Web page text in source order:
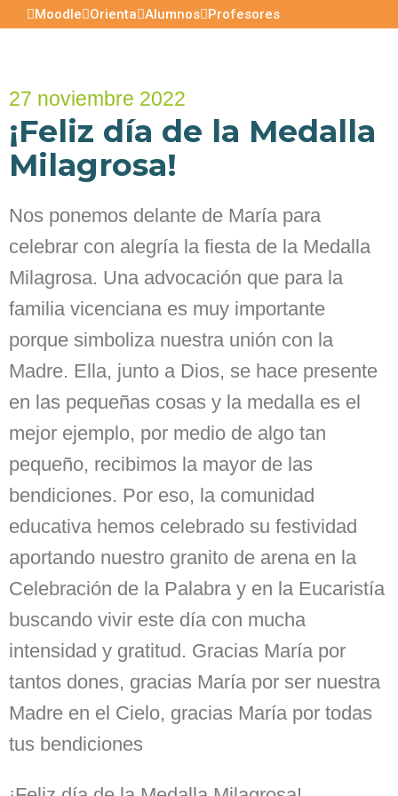
Moodle Orienta Alumnos Profesores
27 noviembre 2022
¡Feliz día de la Medalla
Milagrosa!
Nos ponemos delante de María para
celebrar con alegría la fiesta de la Medalla
Milagrosa. Una advocación que para la
familia vicenciana es muy importante
porque simboliza nuestra unión con la
Madre. Ella, junto a Dios, se hace presente
en las pequeñas cosas y la medalla es el
mejor ejemplo, por medio de algo tan
pequeño, recibimos la mayor de las
bendiciones. Por eso, la comunidad
educativa hemos celebrado su festividad
aportando nuestro granito de arena en la
Celebración de la Palabra y en la Eucaristía
buscando vivir este día con mucha
intensidad y gratitud. Gracias María por
tantos dones, gracias María por ser nuestra
Madre en el Cielo, gracias María por todas
tus bendiciones